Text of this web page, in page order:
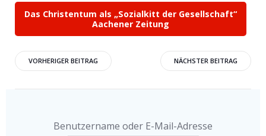
Das Christentum als „Sozialkitt der Gesellschaft“
Aachener Zeitung
Beitragsnavigation
VORHERIGER BEITRAG NÄCHSTER BEITRAG
Benutzername oder E-Mail-Adresse